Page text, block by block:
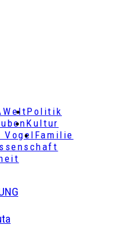
WeltPolitik
Kultur
VogelFamilie